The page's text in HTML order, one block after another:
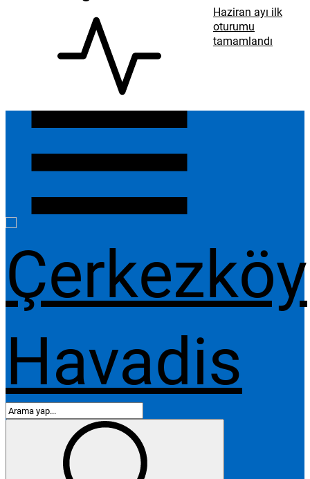
Haziran ayı ilk
oturumu
tamamlandı